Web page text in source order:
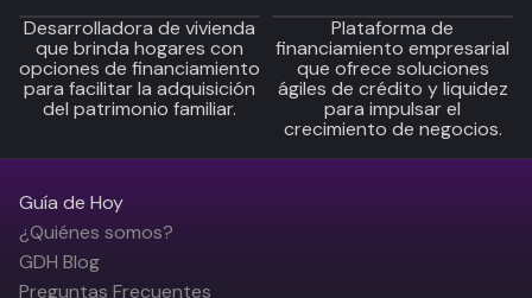
Desarrolladora de vivienda
que brinda hogares con
opciones de financiamiento
para facilitar la adquisición
del patrimonio familiar.
Plataforma de
financiamiento empresarial
que ofrece soluciones
ágiles de crédito y liquidez
para impulsar el
crecimiento de negocios.
Guía de Hoy
¿Quiénes somos?
GDH Blog
Preguntas Frecuentes